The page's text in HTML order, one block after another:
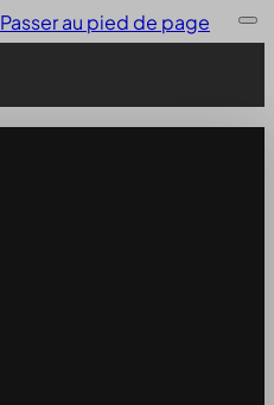
Passer au pied de page